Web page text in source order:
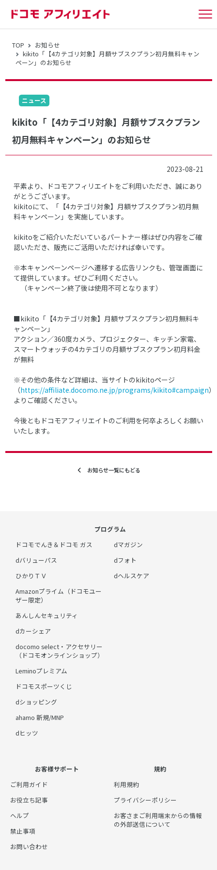
TOP
お知らせ
kikito「【4カテゴリ対象】月額サブスクプラン初月無料キャン
ペーン」のお知らせ
ニュース
kikito「【4カテゴリ対象】月額サブスクプラン
初月無料キャンペーン」のお知らせ
2023-08-21
平素より、ドコモアフィリエイトをご利用いただき、誠にあり
がとうございます。
kikitoにて、「【4カテゴリ対象】月額サブスクプラン初月無
料キャンペーン」を実施しています。
kikitoをご紹介いただいているパートナー様はぜひ内容をご確
認いただき、販売にご活用いただければ幸いです。
※本キャンペーンページへ遷移する広告リンクも、管理画面に
て提供しています。ぜひご利用ください。
（キャンペーン終了後は使用不可となります）
■kikito「【4カテゴリ対象】月額サブスクプラン初月無料キ
ャンペーン」
アクション／360度カメラ、プロジェクター、キッチン家電、
スマートウォッチの4カテゴリの月額サブスクプラン初月料金
が無料
※その他の条件など詳細は、当サイトのkikitoページ
（https://affiliate.docomo.ne.jp/programs/kikito#campaign）
よりご確認ください。
今後ともドコモアフィリエイトのご利用を何卒よろしくお願い
いたします。
お知らせ一覧にもどる
プログラム
ドコモでんき＆ドコモ ガス
dバリューパス
ひかりＴＶ
Amazonプライム（ドコモユー
ザー限定）
あんしんセキュリティ
dカーシェア
docomo select・アクセサリー
（ドコモオンラインショップ）
Leminoプレミアム
ドコモスポーツくじ
dショッピング
ahamo 新規/MNP
dヒッツ
dマガジン
dフォト
dヘルスケア
お客様サポート
ご利用ガイド
お役立ち記事
ヘルプ
禁止事項
お問い合わせ
規約
利用規約
プライバシーポリシー
お客さまご利用端末からの情報
の外部送信について